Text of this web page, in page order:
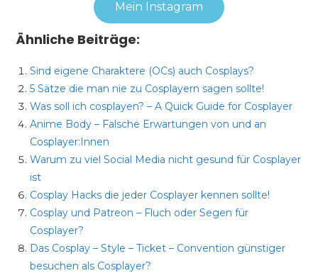
Mein Instagram
Ähnliche Beiträge:
Sind eigene Charaktere (OCs) auch Cosplays?
5 Sätze die man nie zu Cosplayern sagen sollte!
Was soll ich cosplayen? – A Quick Guide for Cosplayer
Anime Body – Falsche Erwartungen von und an
Cosplayer:Innen
Warum zu viel Social Media nicht gesund für Cosplayer
ist
Cosplay Hacks die jeder Cosplayer kennen sollte!
Cosplay und Patreon – Fluch oder Segen für
Cosplayer?
Das Cosplay – Style – Ticket – Convention günstiger
besuchen als Cosplayer?